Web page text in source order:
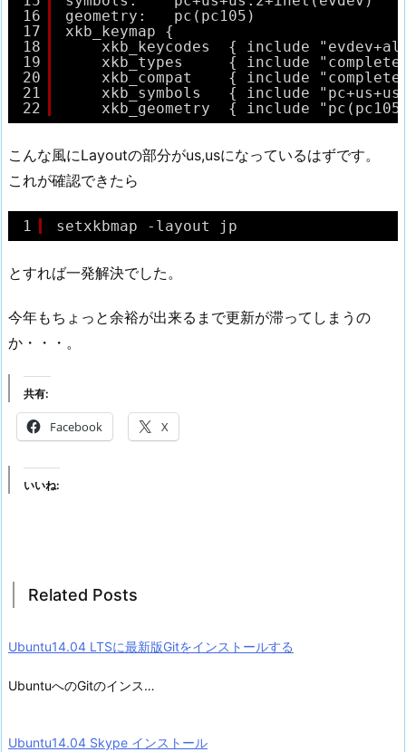
16
17
18
19
20
21
22
geometry:   pc(pc105)
xkb_keymap {
xkb_keycodes  { include
xkb_types     { include
xkb_compat    { include
xkb_symbols   { include
xkb_geometry  { include
こんな風にLayoutの部分がus,usになっているはずです。
これが確認できたら
1 setxkbmap -layout jp
とすれば一発解決でした。
今年もちょっと余裕が出来るまで更新が滞ってしまうの
か・・・。
共有:
Facebook X
いいね:
Related Posts
Ubuntu14.04 LTSに最新版Gitをインストールする
UbuntuへのGitのインス…
Ubuntu14.04 Skype インストール